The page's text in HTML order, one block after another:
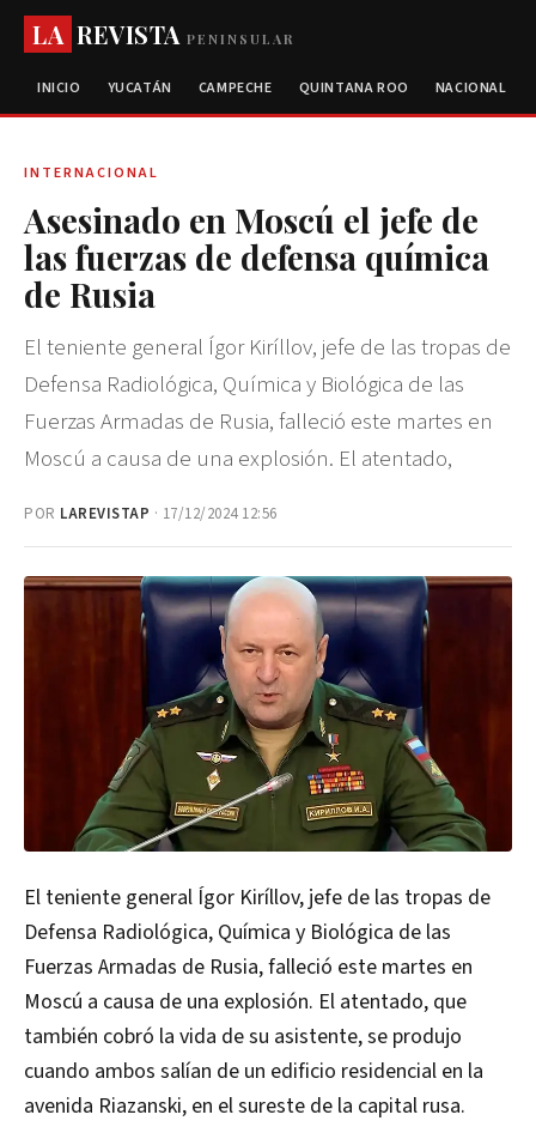
LA REVISTAPENINSULAR
INICIO YUCATÁN CAMPECHE QUINTANA ROO NACIONAL
INTERNACIONAL
Asesinado en Moscú el jefe de
las fuerzas de defensa química
de Rusia
El teniente general Ígor Kiríllov, jefe de las tropas de
Defensa Radiológica, Química y Biológica de las
Fuerzas Armadas de Rusia, falleció este martes en
Moscú a causa de una explosión. El atentado,
POR LAREVISTAP · 17/12/2024 12:56
El teniente general Ígor Kiríllov, jefe de las tropas de
Defensa Radiológica, Química y Biológica de las
Fuerzas Armadas de Rusia, falleció este martes en
Moscú a causa de una explosión. El atentado, que
también cobró la vida de su asistente, se produjo
cuando ambos salían de un edificio residencial en la
avenida Riazanski, en el sureste de la capital rusa.